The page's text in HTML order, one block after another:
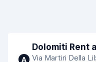
A
Dolomiti Rent
Via Martiri Della